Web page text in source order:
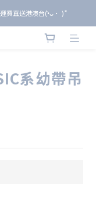
費直送港澳台(•̀ᴗ• )
費直送港澳台(•̀ᴗ• )
會 員
系幼帶吊